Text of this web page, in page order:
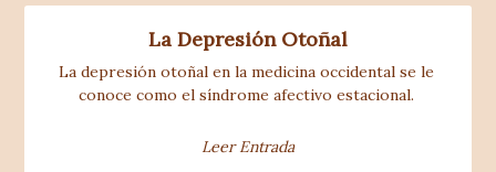
La Depresión Otoñal
La depresión otoñal en la medicina occidental se le
conoce como el síndrome afectivo estacional.
Leer Entrada